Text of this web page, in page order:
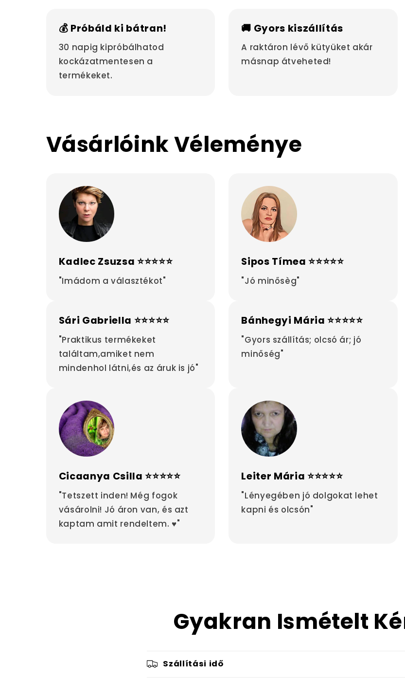
💰 Próbáld ki bátran!
30 napig kipróbálhatod
kockázatmentesen a
termékeket.
🚚 Gyors kiszállítás
A raktáron lévő kütyüket akár
másnap átveheted!
Vásárlóink Véleménye
Kadlec Zsuzsa ⭐⭐⭐⭐⭐
"Imádom a választékot"
Sipos Tímea ⭐⭐⭐⭐⭐
"Jó minősèg"
Sári Gabriella ⭐⭐⭐⭐⭐
"Praktikus termékeket
találtam,amiket nem
mindenhol látni,és az áruk is jó"
Bánhegyi Mária ⭐⭐⭐⭐⭐
"Gyors szállítás; olcsó ár; jó
minőség"
Cicaanya Csilla ⭐⭐⭐⭐⭐
"Tetszett inden! Még fogok
vásárolni! Jó áron van, és azt
kaptam amit rendeltem. ♥"
Leiter Mária ⭐⭐⭐⭐⭐
"Lényegében jó dolgokat lehet
kapni és olcsón"
Gyakran Ismételt
Szállítási idő